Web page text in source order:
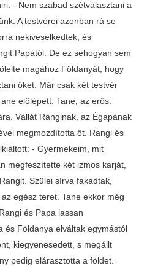
- Nem szabad szétválasztani a
A testvérei azonban rá se
nekiveselkedtek, és
Papától. De ez sehogyan sem
magához Földanyát, hogy
őket. Már csak két testvér
előlépett. Tane, az erős.
Vállát Ranginak, az Égapának
megmozdította őt. Rangi és
- Gyermekeim, mit
megfeszítette két izmos karját,
Szülei sírva fakadtak,
egész teret. Tane ekkor még
és Papa lassan
és Földanya elváltak egymástól
kiegyenesedett, s megállt
pedig elárasztotta a földet.